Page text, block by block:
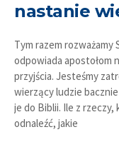
nastanie
Tym razem rozważamy
odpowiada apostołom
przyjścia. Jesteśmy
wierzący ludzie
je do Biblii. Ile z
odnaleźć, jakie